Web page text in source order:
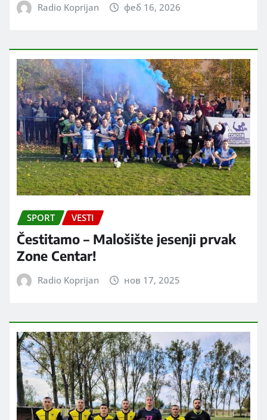
Radio Koprijan феб 16, 2026
SPORT VESTI
Čestitamo – Malošište jesenji prvak
Zone Centar!
Radio Koprijan нов 17, 2025